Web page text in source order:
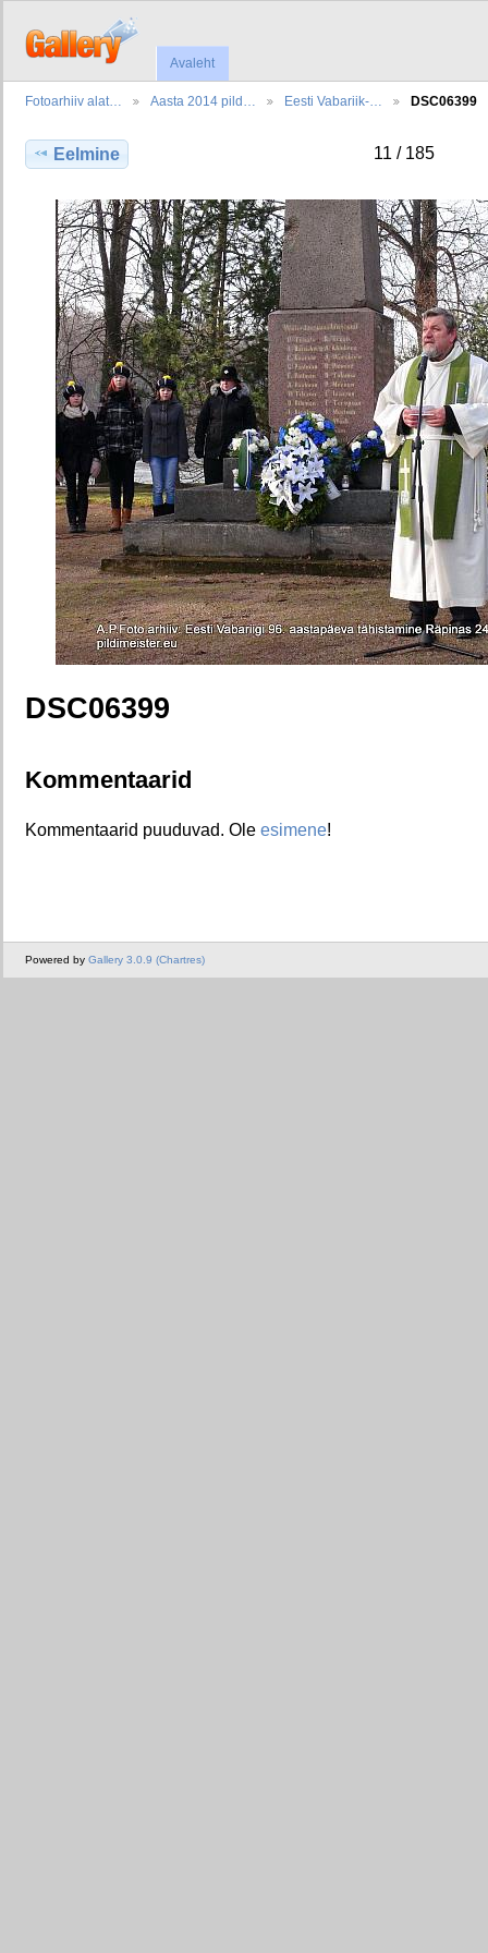
Avaleht
Fotoarhiiv alat… Aasta 2014 pild… Eesti Vabariik-… DSC06399
Eelmine 11 / 185
DSC06399
Kommentaarid
Kommentaarid puuduvad. Ole esimene!
Powered by Gallery 3.0.9 (Chartres)